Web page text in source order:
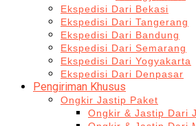
Ekspedisi Dari Bekasi
Ekspedisi Dari Tangerang
Ekspedisi Dari Bandung
Ekspedisi Dari Semarang
Ekspedisi Dari Yogyakarta
Ekspedisi Dari Denpasar
Pengiriman Khusus
Ongkir Jastip Paket
Ongkir & Jastip Dari